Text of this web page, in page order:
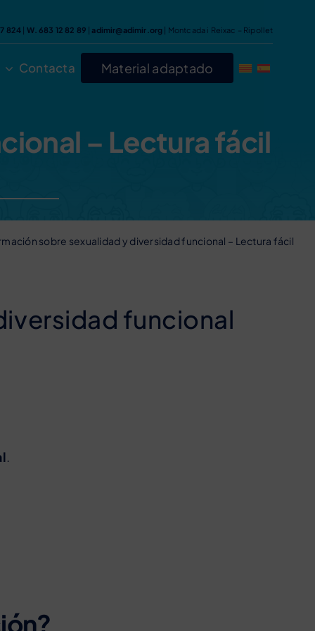
824 | W. 683 12 82 89 |adimir@adimir.org | Montcada i Reixac – Ripollet
Contacta Material adaptado
– Lectura fácil
sobre sexualidad y diversidad funcional – Lectura fácil
funcional
.